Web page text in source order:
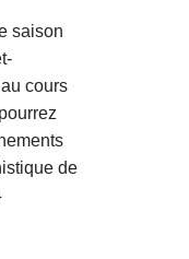
saison
cours
de